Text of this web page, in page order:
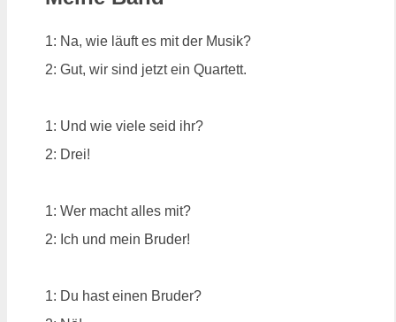
1: Na, wie läuft es mit der Musik?
2: Gut, wir sind jetzt ein Quartett.
1: Und wie viele seid ihr?
2: Drei!
1: Wer macht alles mit?
2: Ich und mein Bruder!
1: Du hast einen Bruder?